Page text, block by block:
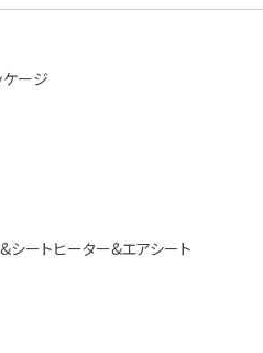
ケージ
シートヒーター&エアシート